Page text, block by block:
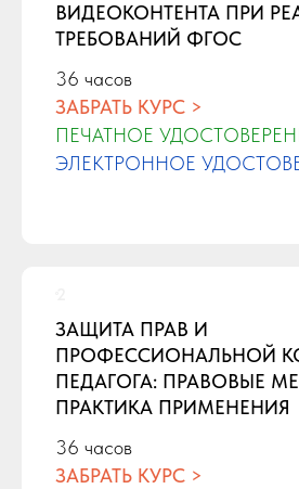
ВИДЕОКОНТЕНТА ПРИ
ТРЕБОВАНИЙ ФГОС
36 часов
ЗАБРАТЬ КУРС >
ПЕЧАТНОЕ
ЭЛЕКТРОННОЕ
ЗАЩИТА ПРАВ И
ПРОФЕССИОНАЛЬНОЙ
ПЕДАГОГА: ПРАВОВЫЕ
ПРАКТИКА ПРИМЕНЕНИЯ
36 часов
ЗАБРАТЬ КУРС >